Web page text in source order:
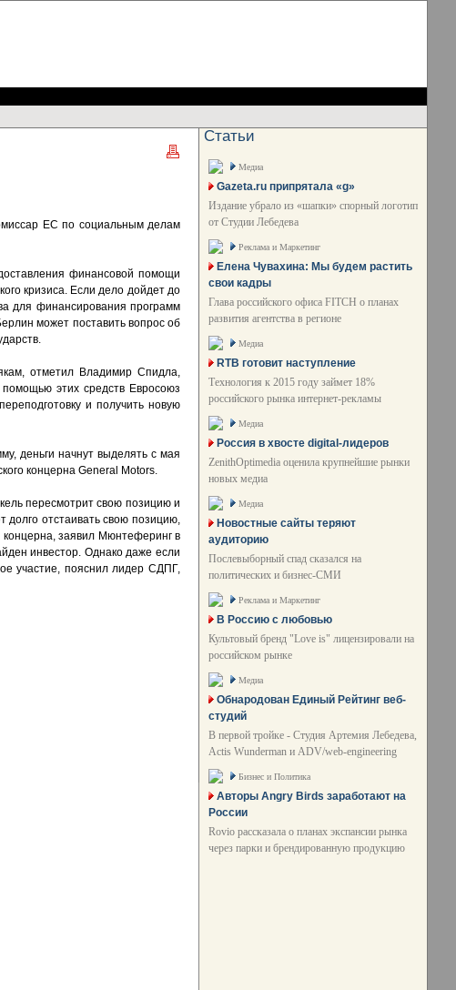
ЕС по социальным делам
финансовой помощи
кризиса. Если дело дойдет до
для финансирования программ
может поставить вопрос об
отметил Владимир Спидла,
этих средств Евросоюз
и получить новую
деньги начнут выделять с мая
концерна General Motors.
пересмотрит свою позицию и
долго отстаивать свою позицию,
концерна, заявил Мюнтеферинг в
инвестор. Однако даже если
участие, пояснил лидер СДПГ,
Статьи
Медиа
Gazeta.ru припрятала «g»
Издание убрало из «шапки» спорный логотип
от Студии Лебедева
Реклама и Маркетинг
Елена Чувахина: Мы будем растить
свои кадры
Глава российского офиса FITCH о планах
развития агентства в регионе
Медиа
RTB готовит наступление
Технология к 2015 году займет 18%
российского рынка интернет-рекламы
Медиа
Россия в хвосте digital-лидеров
ZenithOptimedia оценила крупнейшие рынки
новых медиа
Медиа
Новостные сайты теряют
аудиторию
Послевыборный спад сказался на
политических и бизнес-СМИ
Реклама и Маркетинг
В Россию с любовью
Культовый бренд "Love is" лицензировали на
российском рынке
Медиа
Обнародован Единый Рейтинг веб-
студий
В первой тройке - Студия Артемия Лебедева,
Actis Wunderman и ADV/web-engineering
Бизнес и Политика
Авторы Angry Birds заработают на
России
Rovio рассказала о планах экспансии рынка
через парки и брендированную продукцию